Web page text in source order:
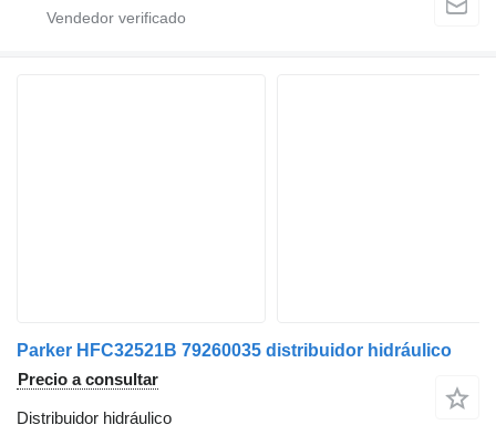
Parker HFC32521B 79260035 distribuidor hidráulico
Precio a consultar
Distribuidor hidráulico